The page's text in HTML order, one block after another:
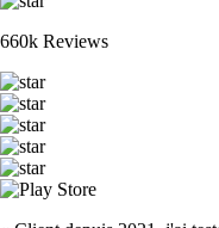
660k Reviews